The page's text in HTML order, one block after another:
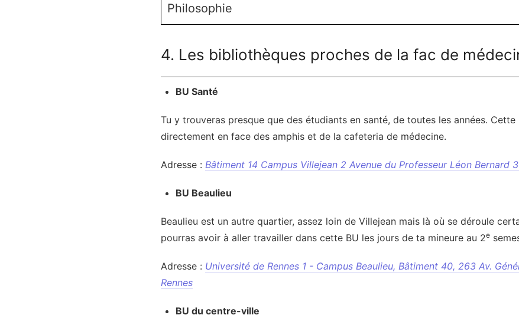
Philosophie
4. Les bibliothèques proches de la fac de
BU Santé
Tu y trouveras presque que des étudiants en santé, de toutes les années.
directement en face des amphis et de la cafeteria de médecine.
Adresse : Bâtiment 14 Campus Villejean 2 Avenue du Professeur Léon Bernard
BU Beaulieu
Beaulieu est un autre quartier, assez loin de Villejean mais là où se déroule
pourras avoir à aller travailler dans cette BU les jours de ta mineure au 2e
Adresse : Université de Rennes 1 - Campus Beaulieu, Bâtiment 40, 263 Av.
Rennes
BU du centre-ville